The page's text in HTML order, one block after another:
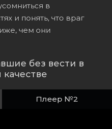
в
и понять, что враг
чем они
без вести в
Плеер №2